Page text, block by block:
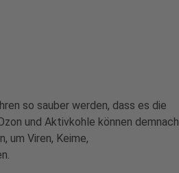
so sauber werden, dass es die
und Aktivkohle können demnach
um Viren, Keime,